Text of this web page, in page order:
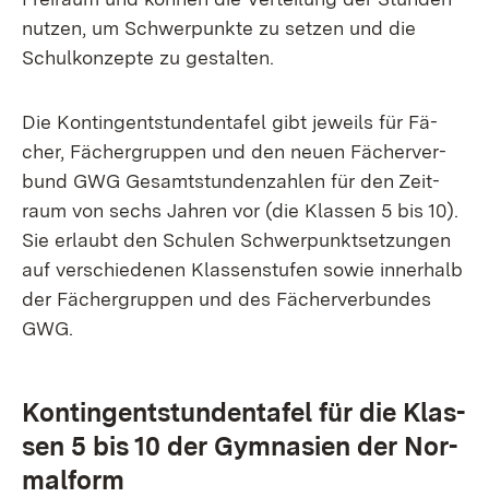
nut­zen, um Schwer­punk­te zu set­zen und die
Schul­kon­zep­te zu ge­stal­ten.
Die Kon­tin­gent­stun­den­ta­fel gibt je­weils für Fä­
cher, Fä­cher­grup­pen und den neu­en Fä­cher­ver­
bund GWG Ge­samt­stun­den­zah­len für den Zeit­
raum von sechs Jah­ren vor (die Klas­sen 5 bis 10).
Sie er­laubt den Schu­len Schwer­punkt­set­zun­gen
auf ver­schie­de­nen Klas­sen­stu­fen so­wie in­ner­halb
der Fä­cher­grup­pen und des Fä­cher­ver­bun­des
GWG.
Kon­tin­gent­stun­den­ta­fel für die Klas­
sen 5 bis 10 der Gym­na­si­en der Nor­
mal­form